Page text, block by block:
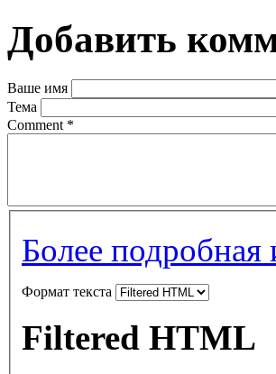
Добавить
Ваше имя
Тема
Comment *
Более
Формат текста
Filtered HTML